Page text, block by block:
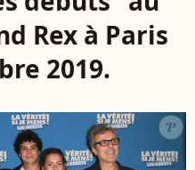
Rex à Paris
2019.